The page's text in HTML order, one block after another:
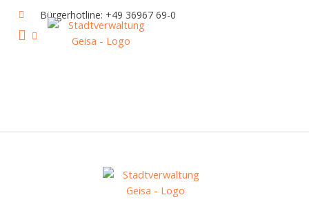
springen
Bürgerhotline: +49 36967 69-0